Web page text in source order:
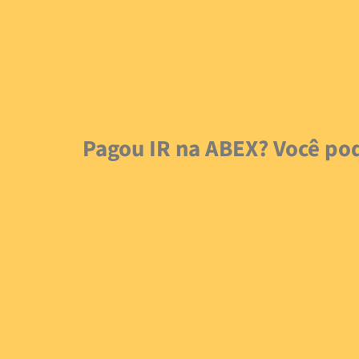
Pagou IR na ABEX? Você